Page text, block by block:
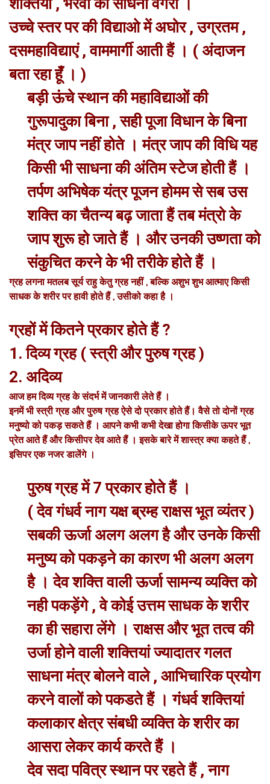
शक्तियां , भैरवो की साधना वगैरा ।
उच्चे स्तर पर की विद्याओ में अघोर , उग्रतम ,
दसमहाविद्याएं , वाममार्गी आती हैं । ( अंदाजन
बता रहा हूँ । )
बड़ी ऊंचे स्थान की महाविद्याओं की
गुरूपादुका बिना , सही पूजा विधान के बिना
मंत्र जाप नहीं होते । मंत्र जाप की विधि यह
किसी भी साधना की अंतिम स्टेज होती हैं ।
तर्पण अभिषेक यंत्र पूजन होमम से सब उस
शक्ति का चैतन्य बढ़ जाता हैं तब मंत्रो के
जाप शुरू हो जाते हैं । और उनकी उष्णता को
संकुचित करने के भी तरीके होते हैं ।
ग्रह लगना मतलब सूर्य राहु केतु ग्रह नहीं , बल्कि अशुभ शुभ आत्माए किसी
साधक के शरीर पर हावी होते हैं , उसीको कहा है ।
ग्रहों में कितने प्रकार होते हैं ?
1. दिव्य ग्रह ( स्त्री और पुरुष ग्रह )
2. अदिव्य
आज हम दिव्य ग्रह के संदर्भ में जानकारी लेते हैं ।
इनमें भी स्त्री ग्रह और पुरुष ग्रह ऐसे दो प्रकार होते हैं। वैसे तो दोनों ग्रह
मनुष्यो को पकड़ सकते हैं । आपने कभी कभी देखा होगा किसीके ऊपर भूत
प्रेत आते हैं और किसीपर देव आते हैं । इसके बारे में शास्त्र क्या कहते हैं ,
इसिपर एक नजर डालेंगे ।
पुरुष ग्रह में 7 प्रकार होते हैं ।
( देव गंधर्व नाग यक्ष ब्रम्ह राक्षस भूत व्यंतर )
सबकी ऊर्जा अलग अलग है और उनके किसी
मनुष्य को पकड़ने का कारण भी अलग अलग
है । देव शक्ति वाली ऊर्जा सामन्य व्यक्ति को
नही पकड़ेंगे , वे कोई उत्तम साधक के शरीर
का ही सहारा लेंगे । राक्षस और भूत तत्व की
उर्जा होने वाली शक्तियां ज्यादातर गलत
साधना मंत्र बोलने वाले , आभिचारिक प्रयोग
करने वालों को पकडते हैं । गंधर्व शक्तियां
कलाकार क्षेत्र संबधी व्यक्ति के शरीर का
आसरा लेकर कार्य करते हैं ।
देव सदा पवित्र स्थान पर रहते हैं , नाग